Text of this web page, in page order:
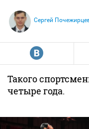
Сергей
R
Такого
четыре года.